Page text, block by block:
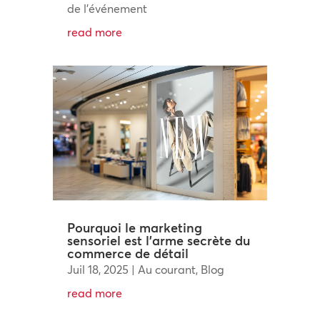
de l'événement
read more
Pourquoi le marketing
sensoriel est l’arme secrète du
commerce de détail
Juil 18, 2025 | Au courant, Blog
read more